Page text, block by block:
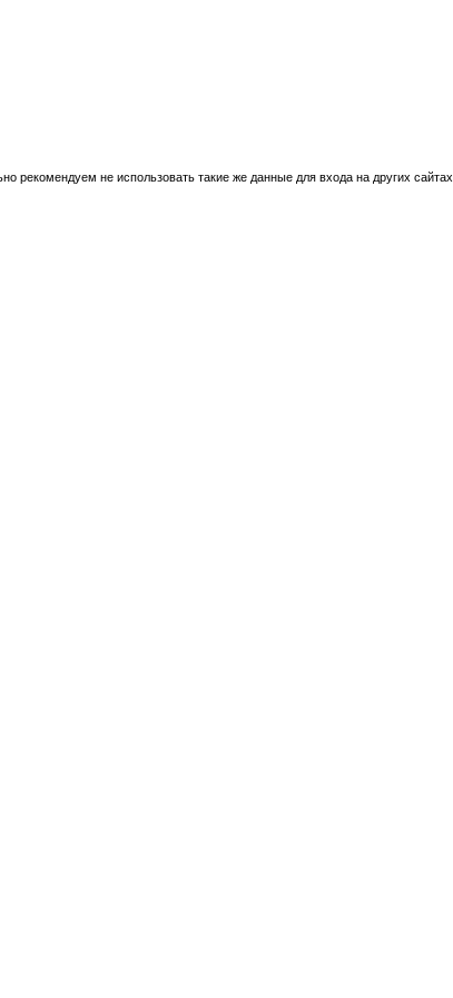
рекомендуем не использовать такие же данные для входа на других сайтах.